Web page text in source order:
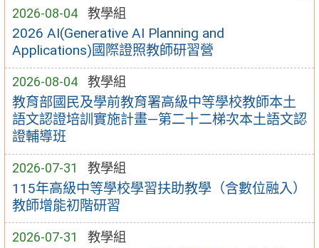
2026-08-04 教學組
2026 AI(Generative AI Planning and
Applications)國際證照教師研習營
2026-08-04 教學組
教育部國民及學前教育署高級中等學校教師本土
語文認證培訓實施計畫—第二十二梯次本土語文認
證輔導班
2026-07-31 教學組
115年高級中等學校學習扶助教學（含數位融入）
教師增能初階研習
2026-07-31 教學組